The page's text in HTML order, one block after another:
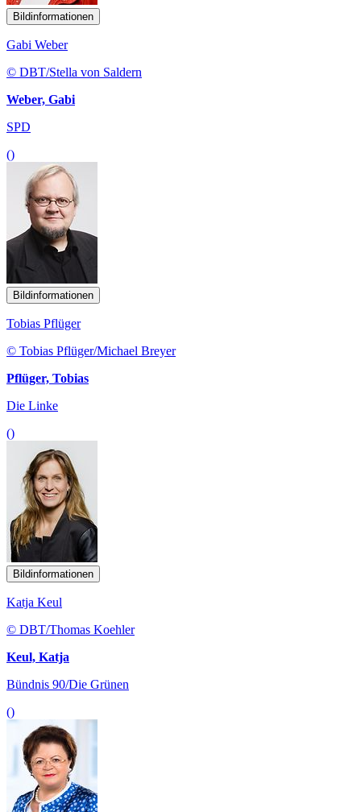
Bildinformationen
Gabi Weber
© DBT/Stella von Saldern
Weber, Gabi
SPD
()
Bildinformationen
Tobias Pflüger
© Tobias Pflüger/Michael Breyer
Pflüger, Tobias
Die Linke
()
Bildinformationen
Katja Keul
© DBT/Thomas Koehler
Keul, Katja
Bündnis 90/Die Grünen
()